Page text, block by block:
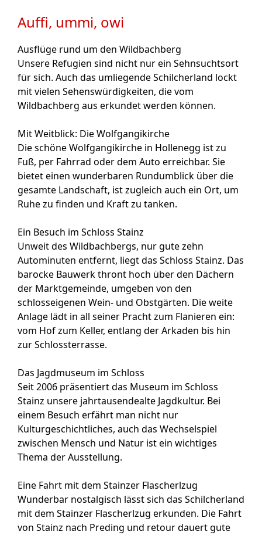
Auffi, ummi, owi
Ausflüge rund um den Wildbachberg
Unsere Refugien sind nicht nur ein Sehnsuchtsort
für sich. Auch das umliegende Schilcherland lockt
mit vielen Sehenswürdigkeiten, die vom
Wildbachberg aus erkundet werden können.
Mit Weitblick: Die Wolfgangikirche
Die schöne Wolfgangikirche in Hollenegg ist zu
Fuß, per Fahrrad oder dem Auto erreichbar. Sie
bietet einen wunderbaren Rundumblick über die
gesamte Landschaft, ist zugleich auch ein Ort, um
Ruhe zu finden und Kraft zu tanken.
Ein Besuch im Schloss Stainz
Unweit des Wildbachbergs, nur gute zehn
Autominuten entfernt, liegt das Schloss Stainz. Das
barocke Bauwerk thront hoch über den Dächern
der Marktgemeinde, umgeben von den
schlosseigenen Wein- und Obstgärten. Die weite
Anlage lädt in all seiner Pracht zum Flanieren ein:
vom Hof zum Keller, entlang der Arkaden bis hin
zur Schlossterrasse.
Das Jagdmuseum im Schloss
Seit 2006 präsentiert das Museum im Schloss
Stainz unsere jahrtausendealte Jagdkultur. Bei
einem Besuch erfährt man nicht nur
Kulturgeschichtliches, auch das Wechselspiel
zwischen Mensch und Natur ist ein wichtiges
Thema der Ausstellung.
Eine Fahrt mit dem Stainzer Flascherlzug
Wunderbar nostalgisch lässt sich das Schilcherland
mit dem Stainzer Flascherlzug erkunden. Die Fahrt
von Stainz nach Preding und retour dauert gute